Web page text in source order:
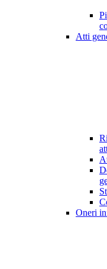
Atti
Oneri